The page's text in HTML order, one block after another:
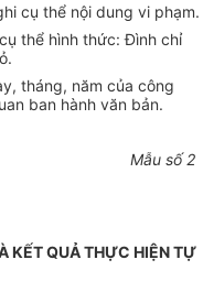
cụ thể nội dung vi phạm.
thể hình thức: Đình chỉ
tháng, năm của công
ban hành văn bản.
Mẫu số2
KẾT QUẢ THỰC HIỆN TỰ